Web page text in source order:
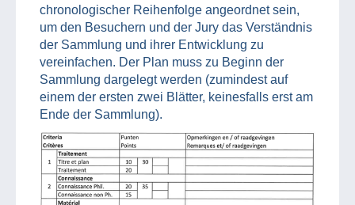
chronologischer Reihenfolge angeordnet sein,
um den Besuchern und der Jury das Verständnis
der Sammlung und ihrer Entwicklung zu
vereinfachen. Der Plan muss zu Beginn der
Sammlung dargelegt werden (zumindest auf
einem der ersten zwei Blätter, keinesfalls erst am
Ende der Sammlung).